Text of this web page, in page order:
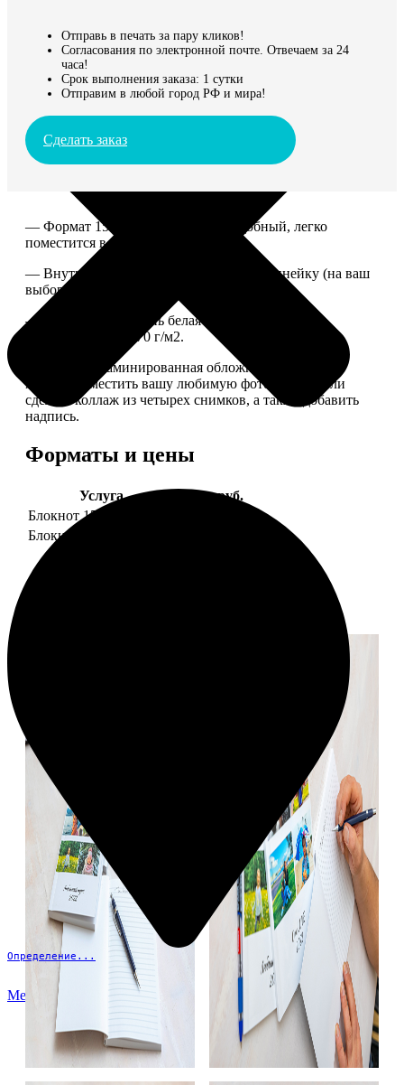
Определение...
Меню
Отправь в печать за пару кликов!
Согласования по электронной почте. Отвечаем за 24
часа!
Срок выполнения заказа: 1 сутки
Отправим в любой город РФ и мира!
Сделать заказ
— Формат 15*20. Компактный и удобный, легко
поместится в сумку или рюкзак.
— Внутри 100 страниц в клетку или в линейку (на ваш
выбор), скрепленных сбоку скобой.
— Приятная на ощупь белая сатиновая бумага
плотностью 150-170 г/м2.
— Плотная ламинированная обложка. На обложке
можно разместить вашу любимую фотографию или
сделать коллаж из четырех снимков, а также добавить
надпись.
Форматы и цены
Услуга
Цена, руб.
Блокнот 15х20 клетка
Блокнот 15х20 линейка